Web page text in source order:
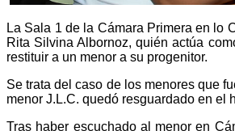
La Sala 1 de la Cámara Primera en lo
Rita Silvina Albornoz, quién actúa
restituir a un menor a su progenitor.
Se trata del caso de los menores que
menor J.L.C. quedó resguardado en el
Tras haber escuchado al menor en